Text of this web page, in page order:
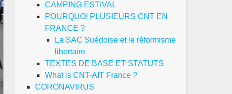
CAMPING ESTIVAL
POURQUOI PLUSIEURS CNT EN
FRANCE ?
La SAC Suédoise et le réformisme
libertaire
TEXTES DE BASE ET STATUTS
What is CNT-AIT France ?
CORONAVIRUS